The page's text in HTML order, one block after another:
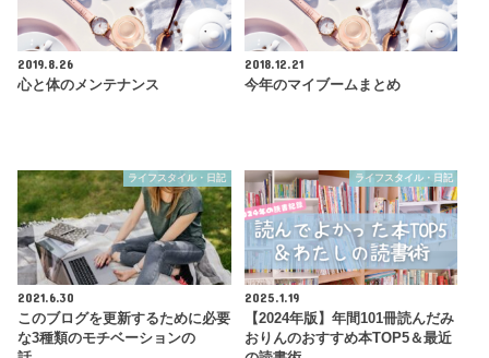
2019.8.26
心と体のメンテナンス
2018.12.21
今年のマイブームまとめ
ライフスタイル・日記
2021.6.30
このブログを更新するために必要
な3種類のモチベーションの
ライフスタイル・日記
2025.1.19
【2024年版】年間101冊読んだみ
おりんのおすすめ本TOP5＆最近